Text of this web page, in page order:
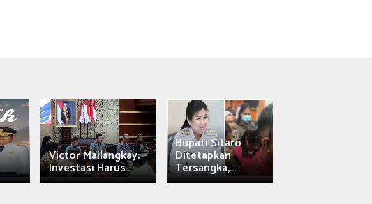
Victor Mailangkay:
Investasi Harus...
Bupati Sitaro
Ditetapkan
Tersangka,...